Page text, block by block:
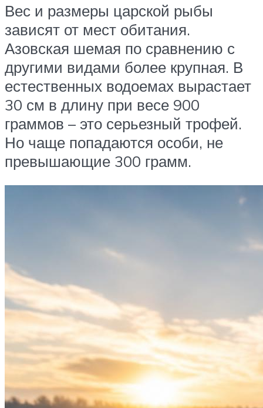
Вес и размеры царской рыбы
зависят от мест обитания.
Азовская шемая по сравнению с
другими видами более крупная. В
естественных водоемах вырастает
30 см в длину при весе 900
граммов – это серьезный трофей.
Но чаще попадаются особи, не
превышающие 300 грамм.